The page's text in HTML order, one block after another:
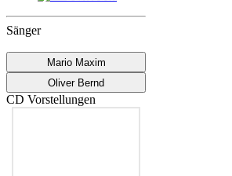
Sänger
Mario Maxim
Oliver Bernd
CD Vorstellungen